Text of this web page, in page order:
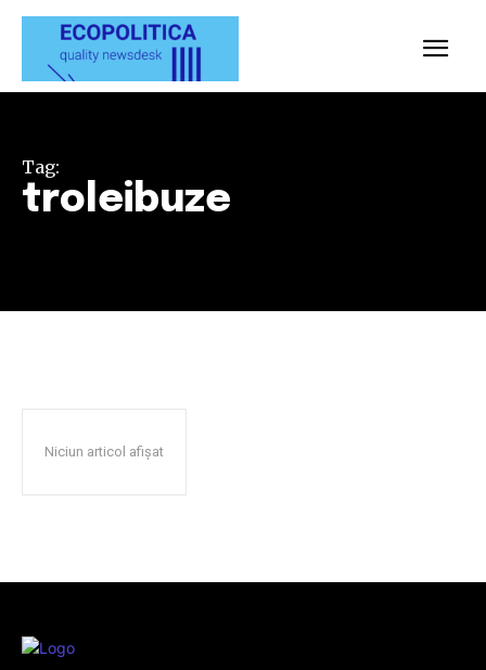
Tag:
troleibuze
Niciun articol afișat